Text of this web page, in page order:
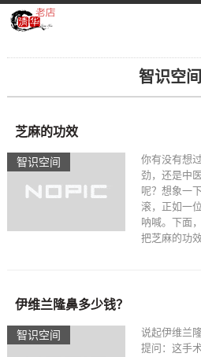
智识空间​
智识空间​
芝麻的功效
你有没有想
劲，还是中
呢？想象一
滚，正如一
呐喊。下面
把芝麻的功
智识空间​
伊维兰隆鼻多少钱？
说起伊维兰
提问：这手